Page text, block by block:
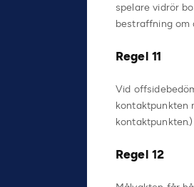
spelare vidrör
bestraffning om
Regel 11
Vid
kontaktpunkten
Regel 12